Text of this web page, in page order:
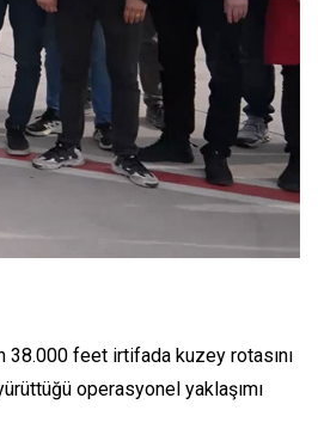
38.000 feet irtifada kuzey rotasını
operasyonel yaklaşımı